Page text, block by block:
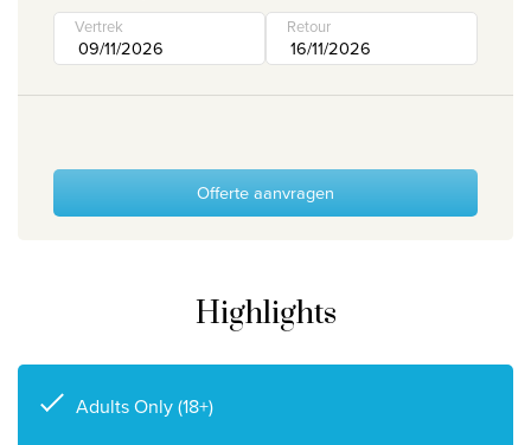
Onze reiskantoren
Voorwaarden
Vertrek Retour
Offerte aanvragen
Highlights
Adults Only (18+)